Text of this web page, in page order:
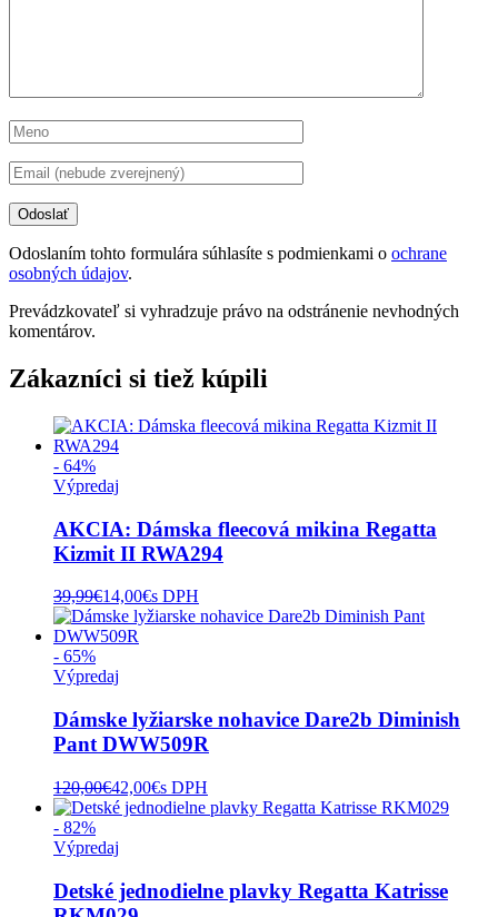
Odoslaním tohto formulára súhlasíte s podmienkami o ochrane
osobných údajov.
Prevádzkovateľ si vyhradzuje právo na odstránenie nevhodných
komentárov.
Zákazníci si tiež kúpili
- 64%
Výpredaj
AKCIA: Dámska fleecová mikina Regatta
Kizmit II RWA294
39,99€14,00€s DPH
- 65%
Výpredaj
Dámske lyžiarske nohavice Dare2b Diminish
Pant DWW509R
120,00€42,00€s DPH
- 82%
Výpredaj
Detské jednodielne plavky Regatta Katrisse